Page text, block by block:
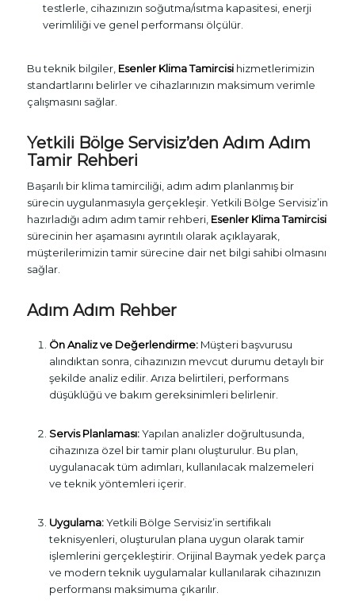
testlerle, cihazınızın soğutma/ısıtma kapasitesi, enerji
verimliliği ve genel performansı ölçülür.
Bu teknik bilgiler, Esenler Klima Tamircisihizmetlerimizin
standartlarını belirler ve cihazlarınızın maksimum verimle
çalışmasını sağlar.
Yetkili Bölge Servisiz’den Adım Adım
Tamir Rehberi
Başarılı bir klima tamirciliği, adım adım planlanmış bir
sürecin uygulanmasıyla gerçekleşir. Yetkili Bölge Servisiz’in
hazırladığı adım adım tamir rehberi, Esenler Klima Tamircisi
sürecinin her aşamasını ayrıntılı olarak açıklayarak,
müşterilerimizin tamir sürecine dair net bilgi sahibi olmasını
sağlar.
Adım Adım Rehber
Ön Analiz ve Değerlendirme:Müşteri başvurusu
alındıktan sonra, cihazınızın mevcut durumu detaylı bir
şekilde analiz edilir. Arıza belirtileri, performans
düşüklüğü ve bakım gereksinimleri belirlenir.
Servis Planlaması:Yapılan analizler doğrultusunda,
cihazınıza özel bir tamir planı oluşturulur. Bu plan,
uygulanacak tüm adımları, kullanılacak malzemeleri
ve teknik yöntemleri içerir.
Uygulama:Yetkili Bölge Servisiz’in sertifikalı
teknisyenleri, oluşturulan plana uygun olarak tamir
işlemlerini gerçekleştirir. Orijinal Baymak yedek parça
ve modern teknik uygulamalar kullanılarak cihazınızın
performansı maksimuma çıkarılır.